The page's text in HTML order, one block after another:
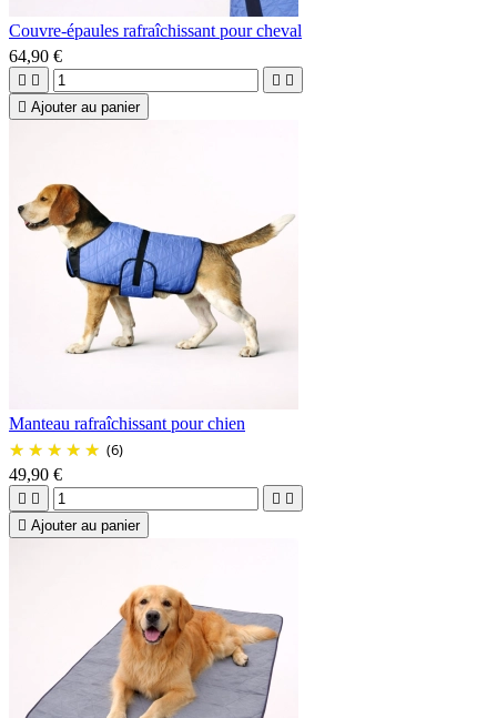
Couvre-épaules rafraîchissant pour cheval
64,90 €
   
 Ajouter au panier
Manteau rafraîchissant pour chien
(6)
49,90 €
   
 Ajouter au panier